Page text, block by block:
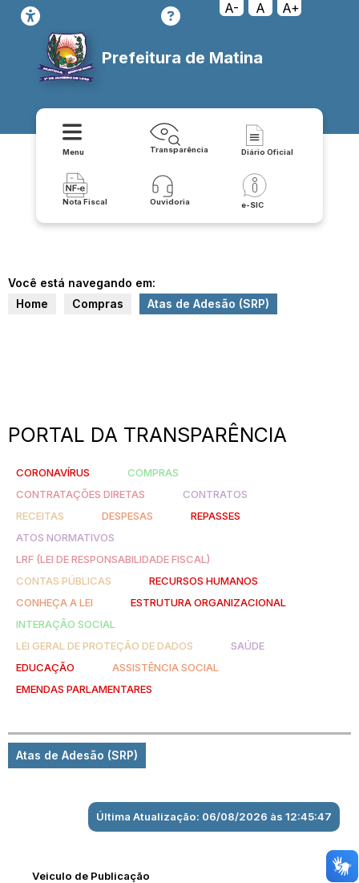
A- A A+
Prefeitura de Matina
Menu Transparência Diário Oficial
Nota Fiscal Ouvidoria e-SIC
Você está navegando em:
Home
Compras Atas de Adesão (SRP)
PORTAL DA TRANSPARÊNCIA
CORONAVÍRUS
COMPRAS
CONTRATAÇÕES DIRETAS
CONTRATOS
RECEITAS
DESPESAS
REPASSES
ATOS NORMATIVOS
LRF (LEI DE RESPONSABILIDADE FISCAL)
CONTAS PÚBLICAS
RECURSOS HUMANOS
CONHEÇA A LEI
ESTRUTURA ORGANIZACIONAL
INTERAÇÃO SOCIAL
LEI GERAL DE PROTEÇÃO DE DADOS
SAÚDE
EDUCAÇÃO
ASSISTÊNCIA SOCIAL
EMENDAS PARLAMENTARES
Atas de Adesão (SRP)
Última Atualização: 06/08/2026 às 12:45:47
Veiculo de Publicação